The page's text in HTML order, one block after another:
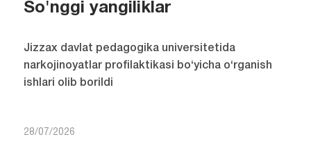
So'nggi yangiliklar
Jizzax davlat pedagogika universitetida
narkojinoyatlar profilaktikasi bo‘yicha o‘rganish
ishlari olib borildi
28/07/2026